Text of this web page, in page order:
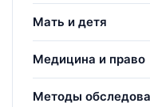
Мать и детя
Медицина и право
Методы